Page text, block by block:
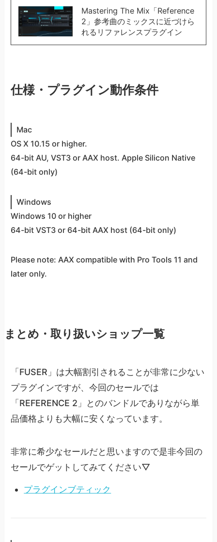
Mastering The Mix「Reference
2」参考曲のミックスに近づけら
れるリファレンスプラグイン
仕様・プラグイン動作条件
Mac
OS X 10.15 or higher.
64-bit AU, VST3 or AAX host. Apple Silicon Native
(64-bit only)
Windows
Windows 10 or higher
64-bit VST3 or 64-bit AAX host (64-bit only)
Please note: AAX compatible with Pro Tools 11 and
later only.
まとめ・取り扱いショップ一覧
「FUSER」は大幅割引されることが非常に少ない
プラグインですが、今回のセールでは
「REFERENCE 2」とのバンドルでありながら単
品価格よりも大幅に安くなっています。
非常に希少なセールだと思いますので是非今回の
セールでゲットしてみてください▽
プラグインブティック